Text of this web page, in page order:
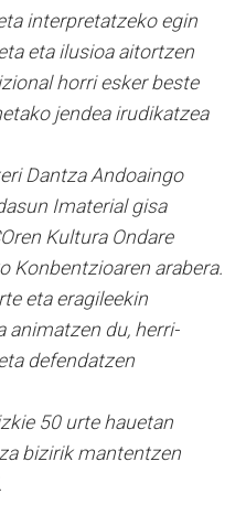
interpretatzeko egin
eta ilusioa aitortzen
horri esker beste
jendea irudikatzea
Dantza Andoaingo
Imaterial gisa
Kultura Ondare
Konbentzioaren arabera.
eta eragileekin
animatzen du, herri-
defendatzen
50 urte hauetan
bizirik mantentzen